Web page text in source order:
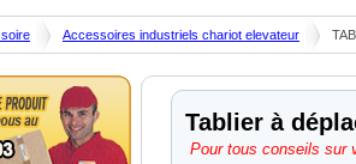
Accessoires industriels chariot elevateur
Tablier à
Pour tous conseils sur